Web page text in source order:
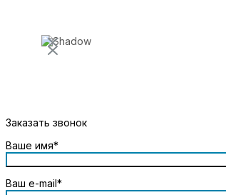
Заказать звонок
Ваше имя*
Ваш e-mail*